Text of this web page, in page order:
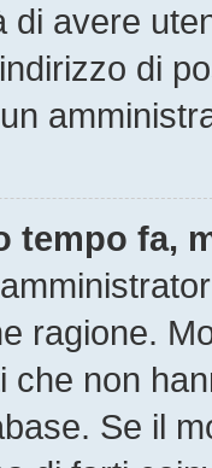
di avere
di
tempo fa,
ragione.
che non
Se il